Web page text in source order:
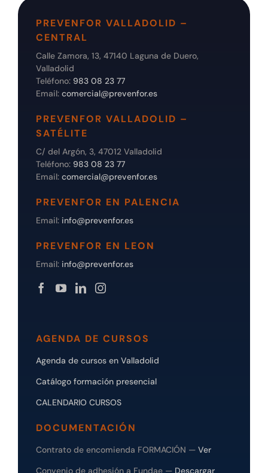
PREVENFOR VALLADOLID –
CENTRAL
Calle Zamora, 13, 47140 Laguna de Duero,
Valladolid
Teléfono: 983 08 23 77
Email: comercial@prevenfor.es
PREVENFOR VALLADOLID –
SATÉLITE
C/ del Argón, 3, 47012 Valladolid
Teléfono: 983 08 23 77
Email: comercial@prevenfor.es
PREVENFOR EN PALENCIA
Email: info@prevenfor.es
PREVENFOR EN LEON
Email: info@prevenfor.es
AGENDA DE CURSOS
Agenda de cursos en Valladolid
Catálogo formación presencial
CALENDARIO CURSOS
DOCUMENTACIÓN
Contrato de encomienda FORMACIÓN — Ver
Convenio de adhesión a Fundae — Descargar